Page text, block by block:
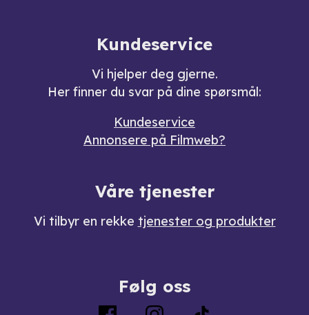
Kundeservice
Vi hjelper deg gjerne.
Her finner du svar på dine spørsmål:
Kundeservice
Annonsere på Filmweb?
Våre tjenester
Vi tilbyr en rekke tjenester og produkter
Følg oss